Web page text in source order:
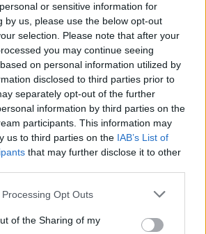
or sensitive information for
by us, please use the below opt-out
selection. Please note that after your
you may continue seeing
on personal information utilized by
disclosed to third parties prior to
separately opt-out of the further
information by third parties on the
participants. This information may
us to third parties on the IAB’s List of
that may further disclose it to other
website/app uses one or more Google
or usage behaviour. You may click to
Opt Outs
of the Sharing of my
Assange beperelné az ausztrál
miniszterelnököt
Tech| 2012.10.08 11:02
Assange megkapta a
menedékjogot
| 2012.08.17 11:50
Dönthetnek Assange
menedékkérelméről
Ecuador to meet Wednesday on
IDG News | 2012.08.15 08:34